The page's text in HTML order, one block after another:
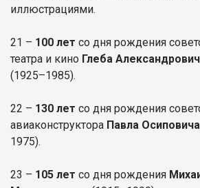
иллюстрациями.
21 – 100 лет со дня рождения
театра и кино Глеба
(1925–1985).
22 – 130 лет со дня рождения
авиаконструктора Павла
1975).
23 – 105 лет со дня рождения